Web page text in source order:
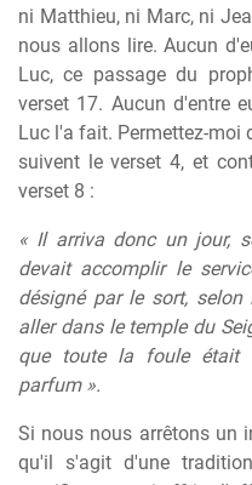
ni Matthieu, ni Marc, ni
nous allons lire. Aucun
Luc, ce passage du
verset 17. Aucun d'entre
Luc l'a fait. Permettez-moi
suivent le verset 4, et
verset 8 :
« Il arriva donc un jour,
devait accomplir le
désigné par le sort,
aller dans le temple du
que toute la foule était
parfum ».
Si nous nous arrêtons un
qu'il s'agit d'une